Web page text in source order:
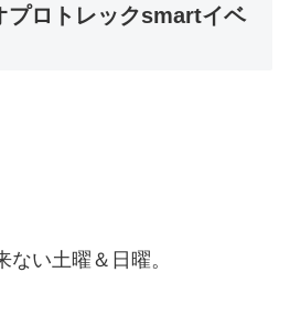
プロトレックsmartイベ
い土曜＆日曜。